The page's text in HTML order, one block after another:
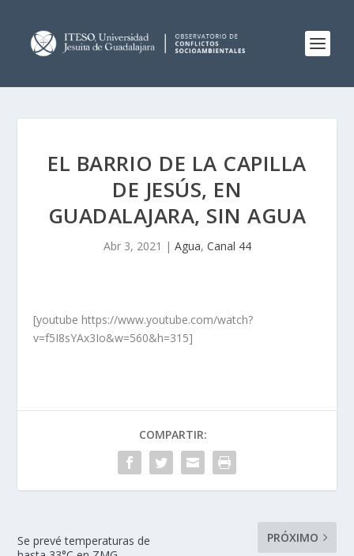
EL BARRIO DE LA CAPILLA
DE JESÚS, EN
GUADALAJARA, SIN AGUA
Abr 3, 2021 | Agua, Canal 44
[youtube https://www.youtube.com/watch?
v=f5I8sYAx3Io&w=560&h=315]
COMPARTIR:
Se prevé temperaturas de
PRÓXIMO